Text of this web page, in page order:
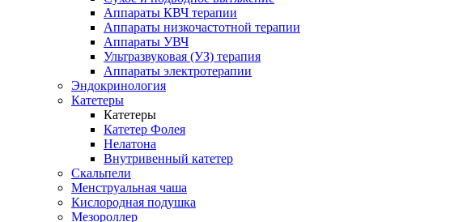
Аппараты КВЧ терапии
Аппараты низкочастотной терапии
Аппараты УВЧ
Ультразвуковая (УЗ) терапия
Аппараты электротерапии
Эндокринология
Катетеры
Катетеры
Катетер Фолея
Нелатона
Внутривенный катетер
Скальпели
Менструальная чаша
Кислородная подушка
Мезороллер